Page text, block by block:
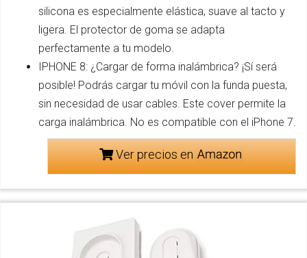
silicona es especialmente elástica, suave al tacto y
ligera. El protector de goma se adapta
perfectamente a tu modelo.
IPHONE 8: ¿Cargar de forma inalámbrica? ¡Sí será
posible! Podrás cargar tu móvil con la funda puesta,
sin necesidad de usar cables. Este cover permite la
carga inalámbrica. No es compatible con el iPhone 7.
Ver precios en